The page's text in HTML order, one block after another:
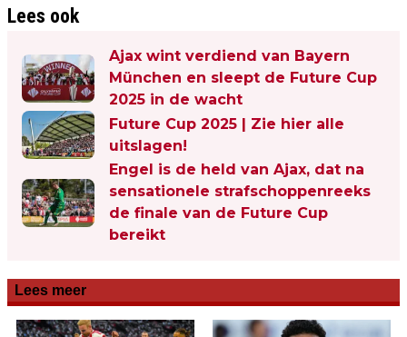
Lees ook
Ajax wint verdiend van Bayern
München en sleept de Future Cup
2025 in de wacht
Future Cup 2025 | Zie hier alle
uitslagen!
Engel is de held van Ajax, dat na
sensationele strafschoppenreeks
de finale van de Future Cup
bereikt